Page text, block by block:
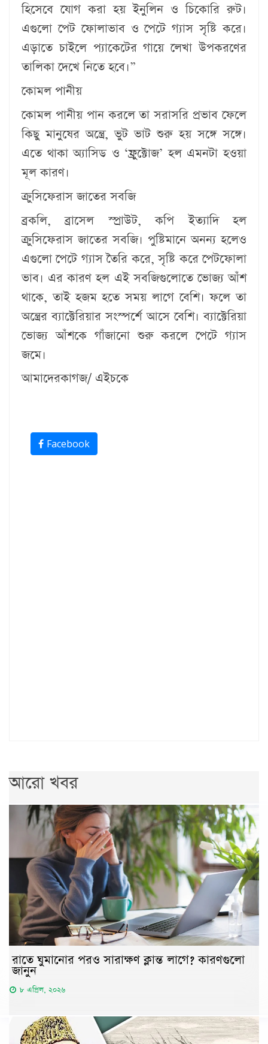
হিসেবে যোগ করা হয় ইনুলিন ও চিকোরি রুট।
এগুলো পেট ফোলাভাব ও পেটে গ্যাস সৃষ্টি করে।
এড়াতে চাইলে প্যাকেটের গায়ে লেখা উপকরণের
তালিকা দেখে নিতে হবে।”
কোমল পানীয়
কোমল পানীয় পান করলে তা সরাসরি প্রভাব ফেলে
কিছু মানুষের অন্ত্রে, ভুট ভাট শুরু হয় সঙ্গে সঙ্গে।
এতে থাকা অ্যাসিড ও ‘ফ্রুক্টোজ’ হল এমনটা হওয়া
মূল কারণ।
ক্রুসিফেরাস জাতের সবজি
ব্রকলি, ব্রাসেল স্প্রাউট, কপি ইত্যাদি হল
ক্রুসিফেরাস জাতের সবজি। পুষ্টিমানে অনন্য হলেও
এগুলো পেটে গ্যাস তৈরি করে, সৃষ্টি করে পেটফোলা
ভাব। এর কারণ হল এই সবজিগুলোতে ভোজ্য আঁশ
থাকে, তাই হজম হতে সময় লাগে বেশি। ফলে তা
অন্ত্রের ব্যাক্টেরিয়ার সংস্পর্শে আসে বেশি। ব্যাক্টেরিয়া
ভোজ্য আঁশকে গাঁজানো শুরু করলে পেটে গ্যাস
জমে।
আমাদেরকাগজ/ এইচকে
Facebook
আরো খবর
রাতে ঘুমানোর পরও সারাক্ষণ ক্লান্ত লাগে? কারণগুলো
জানুন
৮ এপ্রিল, ২০২৬